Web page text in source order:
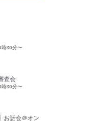
時30分〜
査会
時30分〜
お話会＠オン